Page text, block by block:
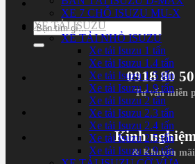
Tìm
kiếm:
0918 80
Tư vấn miễn
Kinh
& Khuyến
XE 7 CHỖ ISUZU MU-X
XE TẢI ISUZU
XE TẢI NHỎ ISUZU
Xe tải Isuzu 1 tấn
Xe tải Isuzu 1.4 tấn
Xe tải Isuzu 1.5 tấn
Xe tải Isuzu 1.9 tấn
Xe tải Isuzu 2 tấn
Xe tải Isuzu 2.3 tấn
Xe tải Isuzu 2.4 tấn
Xe tải Isuzu 2.5 tấn
Xe tải Isuzu 2.9 tấn